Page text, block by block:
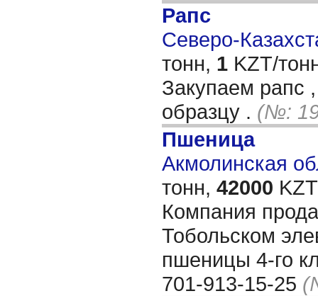
Рапс
Северо-
тонн, 1 KZT/
Закупаем рапс
образцу . (№:
Пшеница
Акмолинская
тонн, 42000
Компания
Тобольском
пшеницы 4-го
701-913-15-25